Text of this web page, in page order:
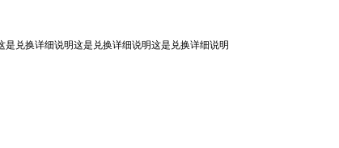
兑换详细说明这是兑换详细说明这是兑换详细说明